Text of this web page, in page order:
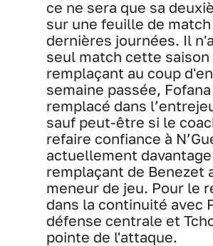
ce ne sera que sa
sur une feuille de match
dernières journées. Il
seul match cette saison
remplaçant au coup
semaine passée,
remplacé dans
sauf peut-être si le
refaire confiance à
actuellement
remplaçant de Benezet
meneur de jeu. Pour le
dans la continuité avec
défense centrale et
pointe de l'attaque.